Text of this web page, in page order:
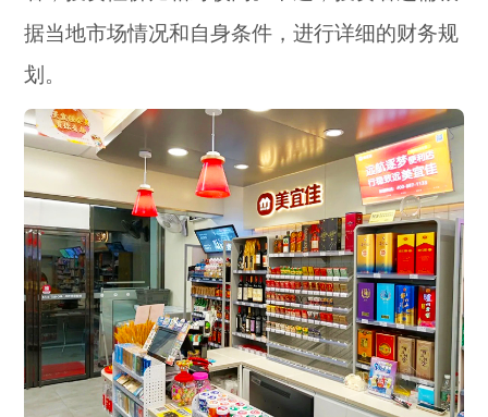
据当地市场情况和自身条件，进行详细的财务规
划。